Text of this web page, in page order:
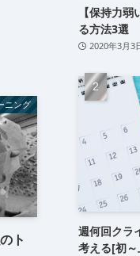
ニング
ト
【保持力
る方法3選
2020年3月3
週何回クラ
考える[初